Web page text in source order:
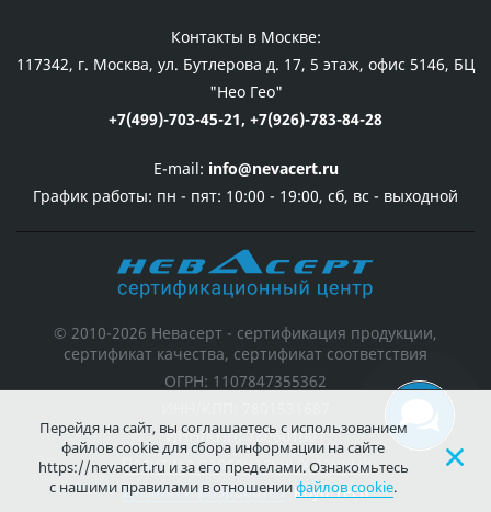
Контакты в Москве:
117342, г. Москва, ул. Бутлерова д. 17, 5 этаж, офис 5146, БЦ
"Нео Гео"
+7(499)-703-45-21, +7(926)-783-84-28
E-mail: info@nevacert.ru
График работы: пн - пят: 10:00 - 19:00, сб, вс - выходной
© 2010-2026 Невасерт - сертификация продукции,
сертификат качества, сертификат соответствия
ОГРН: 1107847355362
ИНН/КПП: 780601001
Политика персональных данных
Дизайн и разработка Koyu.Tech
Перейдя на сайт, вы соглашаетесь с использованием
файлов cookie для сбора информации на сайте
https://nevacert.ru и за его пределами. Ознакомьтесь
с нашими правилами в отношениифайлов cookie.